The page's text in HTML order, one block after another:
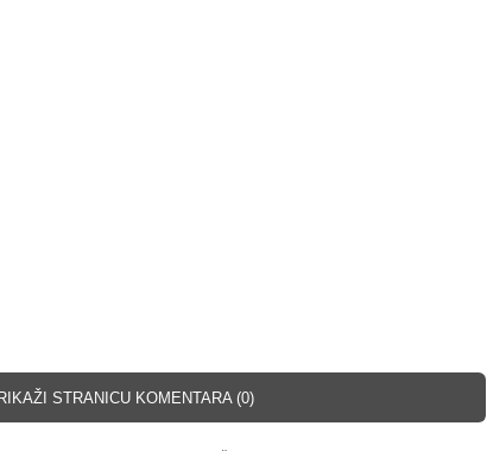
STRANICU KOMENTARA (0)